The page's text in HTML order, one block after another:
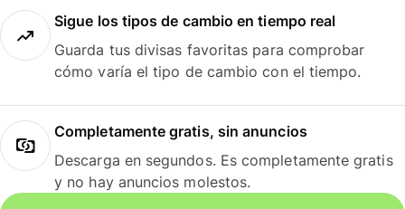
Sigue los tipos de cambio en tiempo real
Guarda tus divisas favoritas para comprobar
cómo varía el tipo de cambio con el tiempo.
Completamente gratis, sin anuncios
Descarga en segundos. Es completamente gratis
y no hay anuncios molestos.